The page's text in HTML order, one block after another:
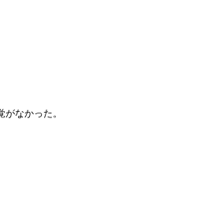
なかった。